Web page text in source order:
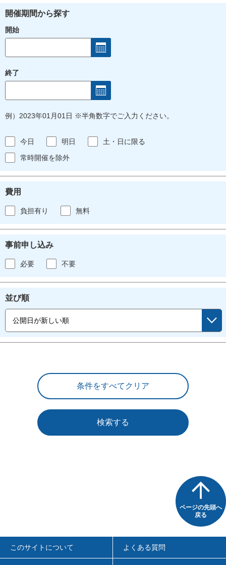
開催期間から探す
開始
終了
例）2023年01月01日 ※半角数字でご入力ください。
今日 明日
土・日に限る
常時開催を除外
費用
負担有り 無料
事前申し込み
必要 不要
並び順
検索する
ページの先頭へ
戻る
このサイトについて よくある質問